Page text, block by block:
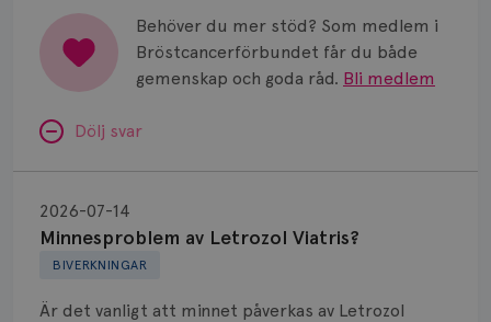
Behöver du mer stöd? Som medlem i
Bröstcancerförbundet får du både
gemenskap och goda råd. Bli medlem
Dölj svar
BIVERKNINGAR
Minnesproblem av Letrozol Viatris?
2026-07-14
Är det vanligt att minnet påverkas av Letrozol
Letrozol
Viatris?